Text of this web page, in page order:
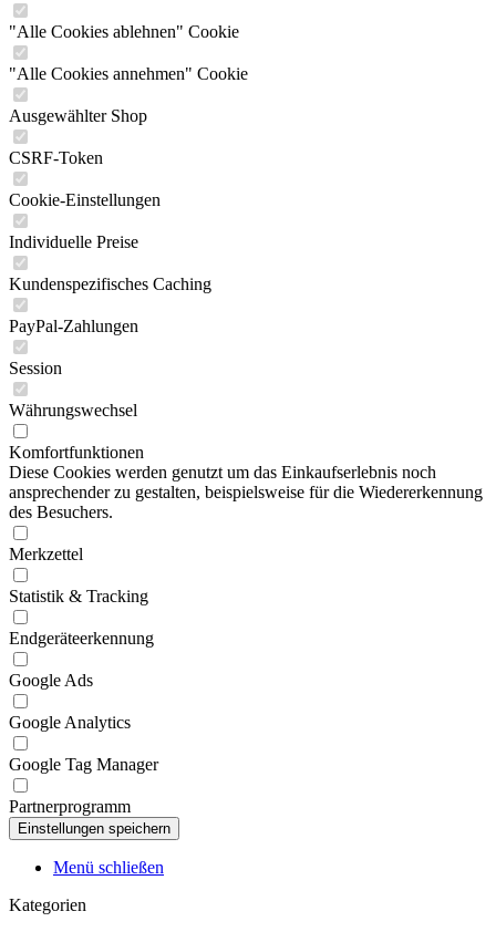
"Alle Cookies ablehnen" Cookie
"Alle Cookies annehmen" Cookie
Ausgewählter Shop
CSRF-Token
Cookie-Einstellungen
Individuelle Preise
Kundenspezifisches Caching
PayPal-Zahlungen
Session
Währungswechsel
Komfortfunktionen
Diese Cookies werden genutzt um das Einkaufserlebnis noch
ansprechender zu gestalten, beispielsweise für die Wiedererkennung
des Besuchers.
Merkzettel
Statistik & Tracking
Endgeräteerkennung
Google Ads
Google Analytics
Google Tag Manager
Partnerprogramm
Menü schließen
Kategorien